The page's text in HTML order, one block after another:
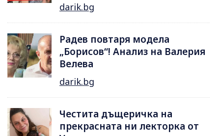
darik.bg
Радев повтаря модела
„Борисов“! Анализ на Валерия
Велева
darik.bg
Честита дъщеричка на
прекрасната ни лекторка от